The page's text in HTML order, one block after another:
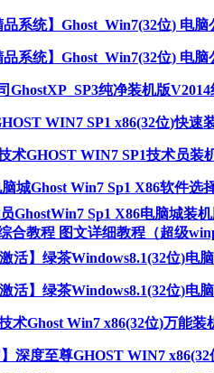
系统】Ghost_Win7(32位) 电脑
系统】Ghost_Win7(32位) 电脑
GhostXP_SP3纯净装机版
WIN7 SP1 x86(32位)快速
术GHOST WIN7 SP1技术员装
城Ghost Win7 Sp1 X86软件选
GhostWin7 Sp1 X86电脑城装机
合教程 图文详细教程（超级
活】绿茶Windows8.1(32位)电
活】绿茶Windows8.1(32位)电
术Ghost Win7 x86(32位)万能装
】深度至尊GHOST WIN7